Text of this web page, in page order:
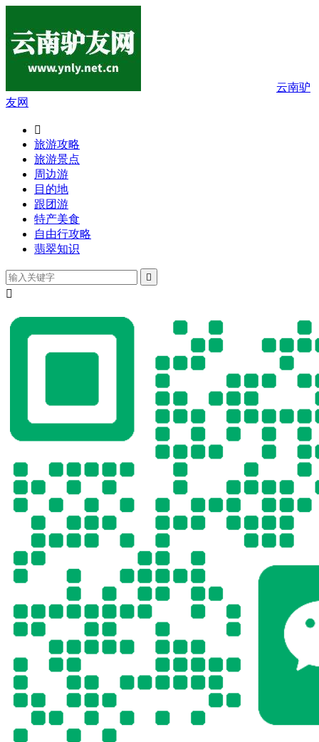
云南驴
友网

旅游攻略
旅游景点
周边游
目的地
跟团游
特产美食
自由行攻略
翡翠知识

